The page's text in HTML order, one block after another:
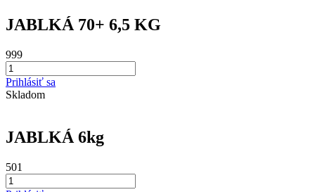
JABLKÁ 70+ 6,5 KG
999
Prihlásiť sa
Skladom
JABLKÁ 6kg
501